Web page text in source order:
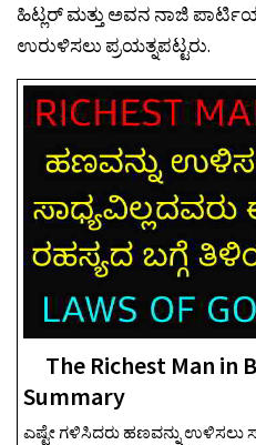
ಹಿಟ್ಲರ್ ಮತ್ತು ಅವನ ನಾಜಿ
ಉರುಳಿಸಲು ಪ್ರಯತ್ನಪಟ್ಟರು.
The Richest Man in
Summary
ಎಷ್ಟೇ ಗಳಿಸಿದರು ಹಣವನ್ನು ಉಳಿಸಲು